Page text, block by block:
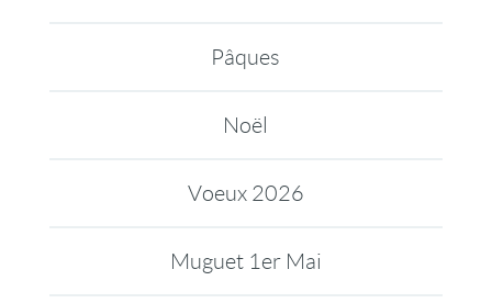
Pâques
Noël
Voeux 2026
Muguet 1er Mai